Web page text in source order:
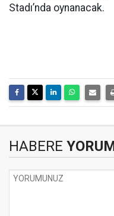
Stadı’nda oynanacak.
HABERE